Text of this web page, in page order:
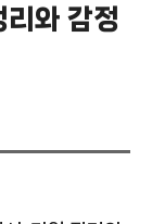
리와 감정